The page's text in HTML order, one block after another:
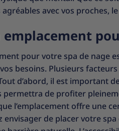
avec vos proches,
pour votre spa de nage
besoins. Plusieurs
d’abord, il est important
permettra de profiter
l’emplacement offre une
envisager de placer votre